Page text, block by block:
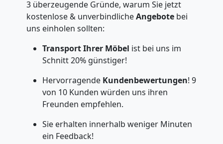
3 überzeugende Gründe, warum Sie jetzt
kostenlose & unverbindlicheAngebote bei
uns einholen sollten:
Transport Ihrer Möbel ist bei uns im
Schnitt 20% günstiger!
Hervorragende Kundenbewertungen! 9
von 10 Kunden würden uns ihren
Freunden empfehlen.
Sie erhalten innerhalb weniger Minuten
ein Feedback!